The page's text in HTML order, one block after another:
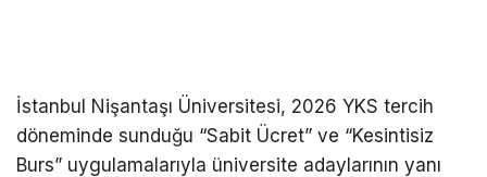
İstanbul Nişantaşı Üniversitesi, 2026 YKS tercih
döneminde sunduğu “Sabit Ücret” ve “Kesintisiz
Burs” uygulamalarıyla üniversite adaylarının yanı